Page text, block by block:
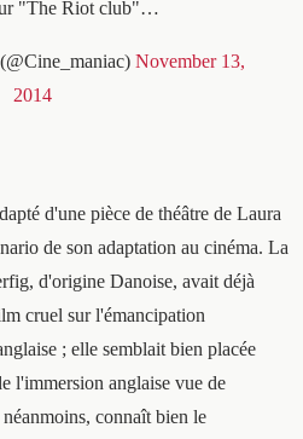
"The Riot club"…
November 13,
2014
d'une pièce de théâtre de Laura
de son adaptation au cinéma. La
d'origine Danoise, avait déjà
cruel sur l'émancipation
; elle semblait bien placée
l'immersion anglaise vue de
connaît bien le